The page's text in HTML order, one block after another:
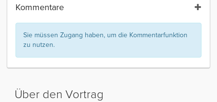
Kommentare
Sie müssen Zugang haben, um die Kommentarfunktion
zu nutzen.
Über den Vortrag